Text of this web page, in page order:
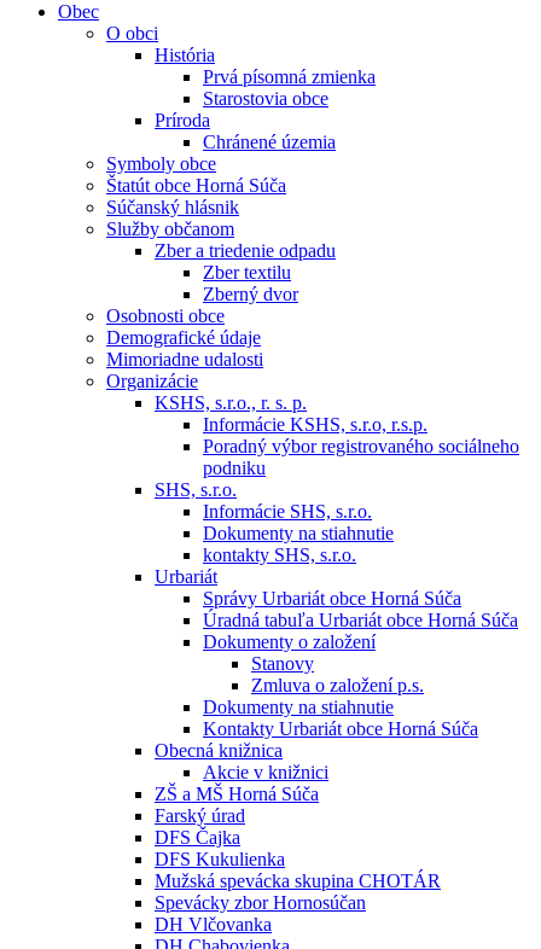
Obec
O obci
História
Prvá písomná zmienka
Starostovia obce
Príroda
Chránené územia
Symboly obce
Štatút obce Horná Súča
Súčanský hlásnik
Služby občanom
Zber a triedenie odpadu
Zber textilu
Zberný dvor
Osobnosti obce
Demografické údaje
Mimoriadne udalosti
Organizácie
KSHS, s.r.o., r. s. p.
Informácie KSHS, s.r.o, r.s.p.
Poradný výbor registrovaného sociálneho
podniku
SHS, s.r.o.
Informácie SHS, s.r.o.
Dokumenty na stiahnutie
kontakty SHS, s.r.o.
Urbariát
Správy Urbariát obce Horná Súča
Úradná tabuľa Urbariát obce Horná Súča
Dokumenty o založení
Stanovy
Zmluva o založení p.s.
Dokumenty na stiahnutie
Kontakty Urbariát obce Horná Súča
Obecná knižnica
Akcie v knižnici
ZŠ a MŠ Horná Súča
Farský úrad
DFS Čajka
DFS Kukulienka
Mužská spevácka skupina CHOTÁR
Spevácky zbor Hornosúčan
DH Vlčovanka